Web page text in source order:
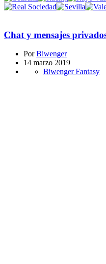
Chat y mensajes
PorBiwenger
14 marzo 2019
Biwenger Fantasy